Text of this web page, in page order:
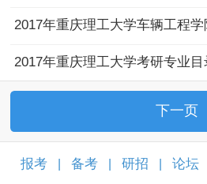
2017年重庆理工大学考研专业目
下一页
报考 备考 研招 论坛